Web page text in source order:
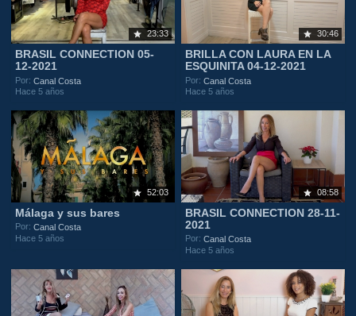
23:33
BRASIL CONNECTION 05-
12-2021
Por:Canal Costa
Hace 5 años
30:46
BRILLA CON LAURA EN LA
ESQUINITA 04-12-2021
Por:Canal Costa
Hace 5 años
52:03
Málaga y sus bares
Por:Canal Costa
Hace 5 años
08:58
BRASIL CONNECTION 28-11-
2021
Por:Canal Costa
Hace 5 años